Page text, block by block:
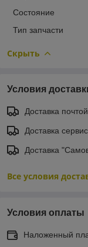
Состояние
Тип запчасти
Скрыть
Условия
Доставка почтой
Доставка
Доставка
Все условия
Условия оплаты
Наложенный